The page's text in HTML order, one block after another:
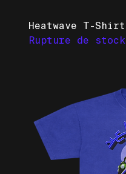
Heatwave T-Shirt
Rupture de stock